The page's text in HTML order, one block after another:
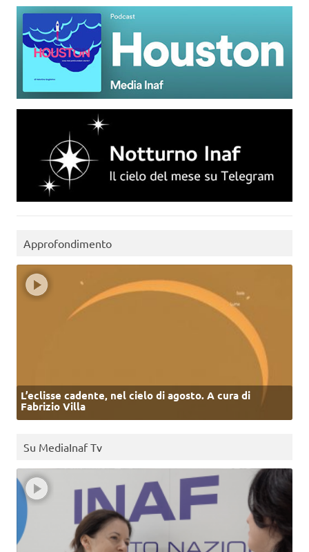
Approfondimento
L’eclisse cadente, nel cielo di agosto. A cura di
Fabrizio Villa
Su MediaInaf Tv